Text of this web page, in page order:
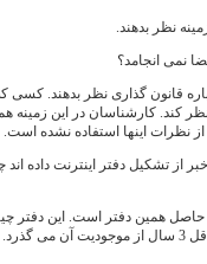
نظر بدهند.
نمی انجامد؟
قانون گذاری نظر بدهند. کسی
کند. کارشناسان در این زمینه
از نظرات اینها استفاده نشده است.
از تشکیل دفتر اینترنت داده اند
حاصل همین دفتر است. این دفتر
اما خبر آن را به تازگی گفته اند این دفتر حداقل 3 سال از